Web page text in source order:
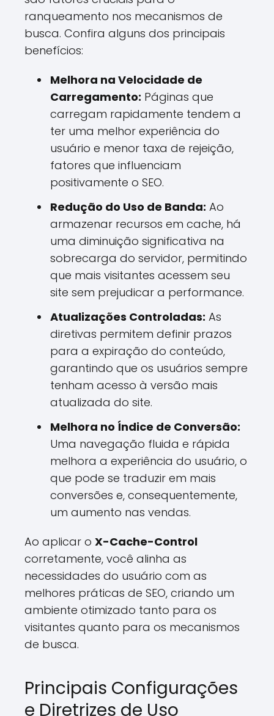
ranqueamento nos mecanismos de
busca. Confira alguns dos principais
benefícios:
Melhora na Velocidade de
Carregamento: Páginas que
carregam rapidamente tendem a
ter uma melhor experiência do
usuário e menor taxa de rejeição,
fatores que influenciam
positivamente o SEO.
Redução do Uso de Banda: Ao
armazenar recursos em cache, há
uma diminuição significativa na
sobrecarga do servidor, permitindo
que mais visitantes acessem seu
site sem prejudicar a performance.
Atualizações Controladas: As
diretivas permitem definir prazos
para a expiração do conteúdo,
garantindo que os usuários sempre
tenham acesso à versão mais
atualizada do site.
Melhora no Índice de Conversão:
Uma navegação fluida e rápida
melhora a experiência do usuário, o
que pode se traduzir em mais
conversões e, consequentemente,
um aumento nas vendas.
Ao aplicar o X-Cache-Control
corretamente, você alinha as
necessidades do usuário com as
melhores práticas de SEO, criando um
ambiente otimizado tanto para os
visitantes quanto para os mecanismos
de busca.
Principais Configurações
e Diretrizes de Uso